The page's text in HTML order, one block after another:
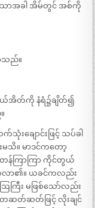
ောအခါ အိမ်တွင် အစ်ကို
သည်။
လွယ်အိတ်ကို နံရံ၌ချိတ်၍
ချောင်းဖြင့် သပ်ခါ
သိ။ မာဒင်ကတော့
ကြာကြာ ကိုင်တွယ်
လာ၏။ ယခင်ကလည်း
ြီး မဖြစ်သော်လည်း
တဆတ်ဆတ်ဖြင့် လိုးချင်